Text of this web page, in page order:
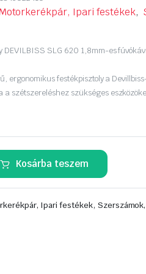
Ipari festékek,
DEVILBISS SLG 620 1,8mm-es
ergonomikus festékpisztoly a
szétszereléshez szükséges
Kosárba teszem
Ipari festékek,